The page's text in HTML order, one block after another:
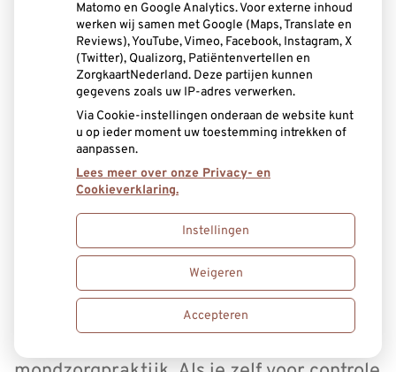
Eerste tandje? Naar de tandarts!
Neem je kind als het eerste tandje
doorbreekt mee naar de
Matomo en Google Analytics. Voor externe inhoud
werken wij samen met Google (Maps, Translate en
Reviews), YouTube, Vimeo, Facebook, Instagram, X
(Twitter), Qualizorg, Patiëntenvertellen en
ZorgkaartNederland. Deze partijen kunnen
gegevens zoals uw IP-adres verwerken.
Via Cookie-instellingen onderaan de website kunt
u op ieder moment uw toestemming intrekken of
aanpassen.
Lees meer over onze Privacy- en
Cookieverklaring.
Instellingen
Weigeren
Accepteren